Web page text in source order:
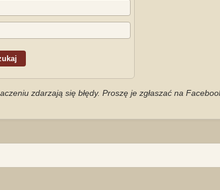
zdarzają się błędy. Proszę je zgłaszać na